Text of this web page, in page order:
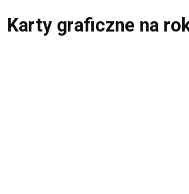
Karty graficzne na